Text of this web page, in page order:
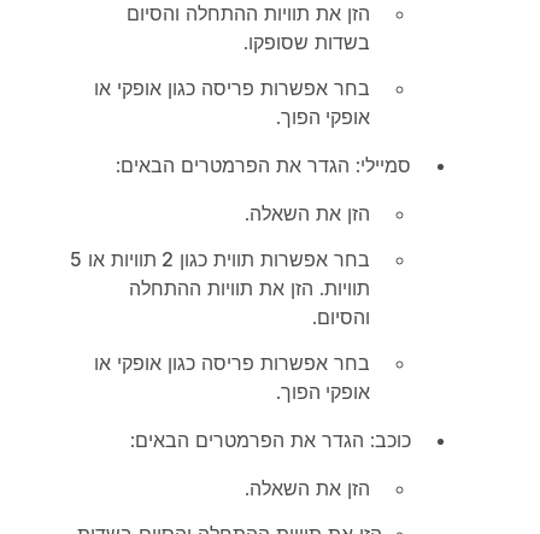
הזן את תוויות ההתחלה והסיום
בשדות שסופקו.
בחר אפשרות פריסה כגון אופקי או
אופקי הפוך.
סמיילי: הגדר את הפרמטרים הבאים:
הזן את השאלה.
בחר אפשרות תווית כגון 2 תוויות או 5
תוויות. הזן את תוויות ההתחלה
והסיום.
בחר אפשרות פריסה כגון אופקי או
אופקי הפוך.
כוכב: הגדר את הפרמטרים הבאים:
הזן את השאלה.